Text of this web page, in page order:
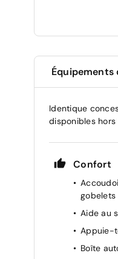
Pré-
Eclairage
Sans Alerte de
Sans Alerte
Sans
Équipements
Identique
disponibles hors
Confort
gobelets
Aide au
Appuie-
Boîte